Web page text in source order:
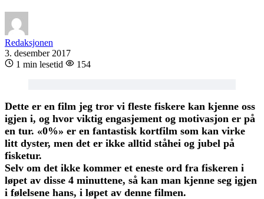
Redaksjonen
3. desember 2017
1 min lesetid
154
Dette er en film jeg tror vi fleste fiskere kan kjenne oss
igjen i, og hvor viktig engasjement og motivasjon er på
en tur. «0%» er en fantastisk kortfilm som kan virke
litt dyster, men det er ikke alltid ståhei og jubel på
fisketur.
Selv om det ikke kommer et eneste ord fra fiskeren i
løpet av disse 4 minuttene, så kan man kjenne seg igjen
i følelsene hans, i løpet av denne filmen.